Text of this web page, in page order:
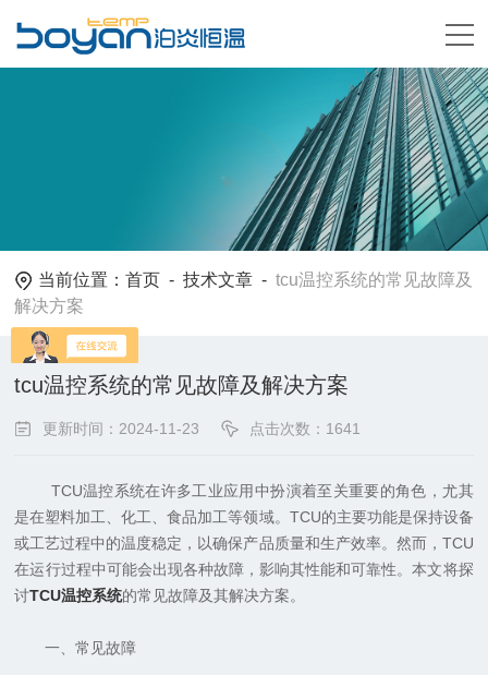
当前位置：首页 -技术文章 -tcu温控系统的常见故障及
解决方案
tcu温控系统的常见故障及解决方案
更新时间：2024-11-23 点击次数：1641
TCU温控系统在许多工业应用中扮演着至关重要的角色，尤其
是在塑料加工、化工、食品加工等领域。TCU的主要功能是保持设备
或工艺过程中的温度稳定，以确保产品质量和生产效率。然而，TCU
在运行过程中可能会出现各种故障，影响其性能和可靠性。本文将探
讨TCU温控系统的常见故障及其解决方案。
一、常见故障